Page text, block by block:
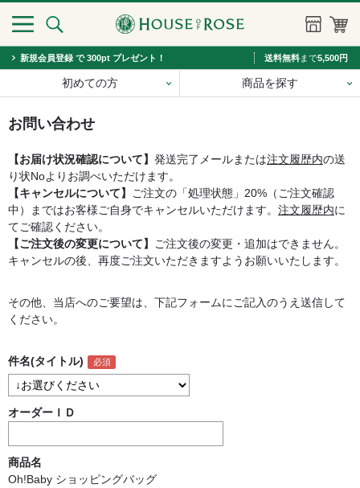
新規会員登録 で 300pt プレゼント！ 送料無料まで5,500円
初めての方 商品を探す
お問い合わせ
【お届け状況確認について】 発送完了メールまたは注文履歴内の送
り状Noよりお調べいただけます。
【キャンセルについて】 ご注文の「処理状態」20%（ご注文確認
中）まではお客様ご自身でキャンセルいただけます。 注文履歴内に
てご確認ください。
【ご注文後の変更について】 ご注文後の変更・追加はできません。
キャンセルの後、再度ご注文いただきますようお願いいたします。
その他、当店へのご要望は、下記フォームにご記入のうえ送信して
ください。
件名(タイトル)
オーダーＩＤ
商品名
Oh!Baby ショッピングバッグ